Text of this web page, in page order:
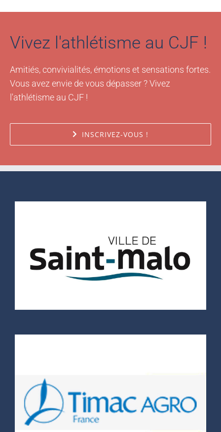
Vivez l'athlétisme au CJF !
Amitiés, convivialités, émotions et sensations fortes.
Vous avez envie de vous dépasser ? Vivez
l'athlétisme au CJF !
INSCRIVEZ-VOUS !